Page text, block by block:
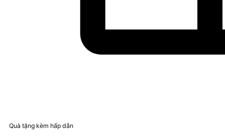
Quà tặng kèm hấp dẫn